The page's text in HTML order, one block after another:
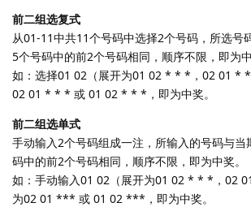
前二组选复式
从01-11中共11个号码中选择2个号码，所选号
5个号码中的前2个号码相同，顺序不限，即为中
如：选择01 02（展开为01 02 * * *，02 01 *
02 01 * * * 或 01 02 * * *，即为中奖。
前二组选单式
手动输入2个号码组成一注，所输入的号码与当
码中的前2个号码相同，顺序不限，即为中奖。
如：手动输入01 02（展开为01 02 * * *，02
为02 01 *** 或 01 02 ***，即为中奖。